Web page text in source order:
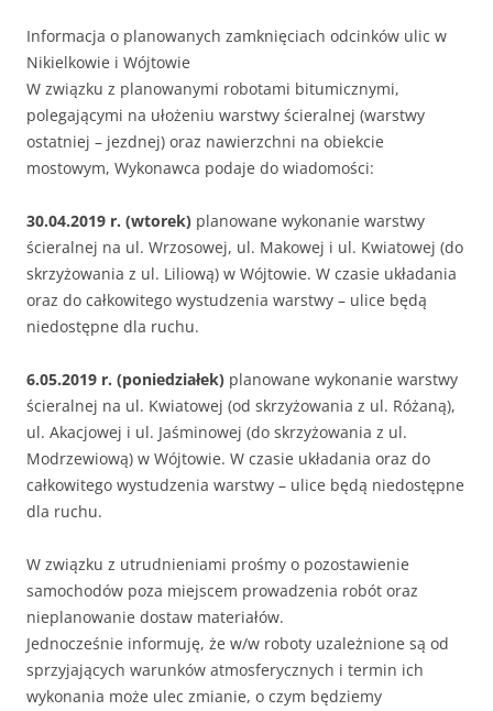
Informacja o planowanych zamknięciach odcinków ulic w
Nikielkowie i Wójtowie
W związku z planowanymi robotami bitumicznymi,
polegającymi na ułożeniu warstwy ścieralnej (warstwy
ostatniej – jezdnej) oraz nawierzchni na obiekcie
mostowym, Wykonawca podaje do wiadomości:
30.04.2019 r. (wtorek) planowane wykonanie warstwy
ścieralnej na ul. Wrzosowej, ul. Makowej i ul. Kwiatowej (do
skrzyżowania z ul. Liliową) w Wójtowie. W czasie układania
oraz do całkowitego wystudzenia warstwy – ulice będą
niedostępne dla ruchu.
6.05.2019 r. (poniedziałek) planowane wykonanie warstwy
ścieralnej na ul. Kwiatowej (od skrzyżowania z ul. Różaną),
ul. Akacjowej i ul. Jaśminowej (do skrzyżowania z ul.
Modrzewiową) w Wójtowie. W czasie układania oraz do
całkowitego wystudzenia warstwy – ulice będą niedostępne
dla ruchu.
W związku z utrudnieniami prośmy o pozostawienie
samochodów poza miejscem prowadzenia robót oraz
nieplanowanie dostaw materiałów.
Jednocześnie informuję, że w/w roboty uzależnione są od
sprzyjających warunków atmosferycznych i termin ich
wykonania może ulec zmianie, o czym będziemy